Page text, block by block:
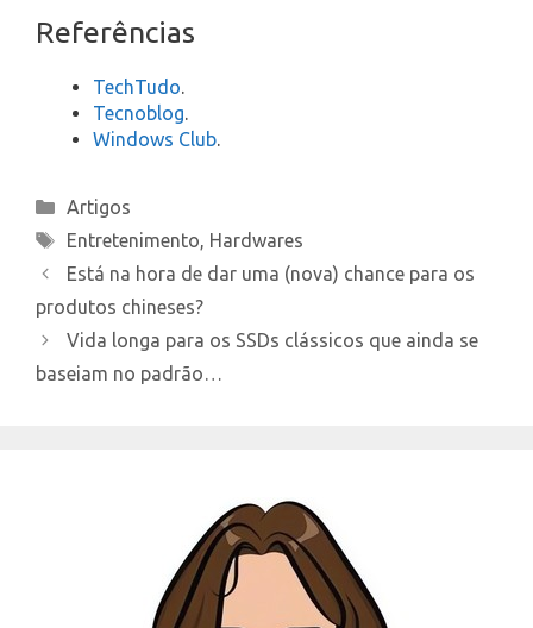
Referências
TechTudo.
Tecnoblog.
Windows Club.
Categories
Artigos
Tags
Entretenimento, Hardwares
Está na hora de dar uma (nova) chance para os
produtos chineses?
Vida longa para os SSDs clássicos que ainda se
baseiam no padrão…